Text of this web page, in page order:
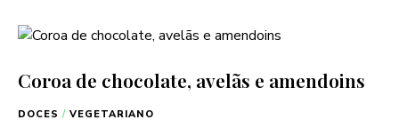
Coroa de chocolate, avelãs e amendoins
DOCES / VEGETARIANO